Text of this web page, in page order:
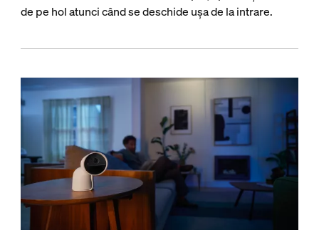
de pe hol atunci când se deschide ușa de la intrare.